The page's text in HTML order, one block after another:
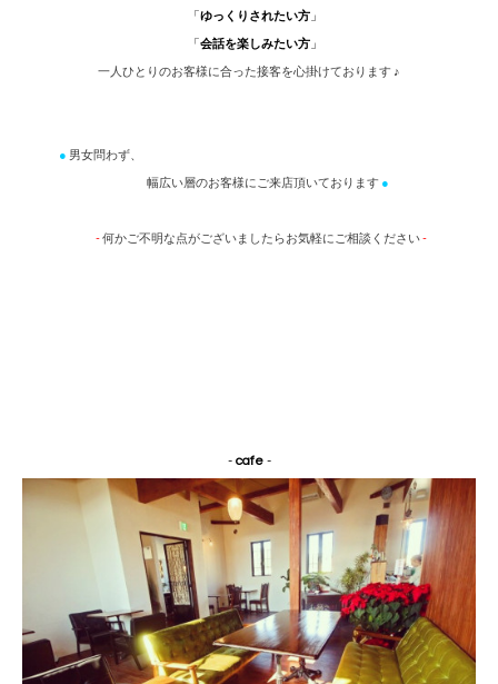
「 ゆっくりされたい方 」
「 会話を楽しみたい方 」
一人ひとりのお客様に合った接客を心掛けております ♪
● 男女問わず、
幅広い層のお客様にご来店頂いております ●
-何かご不明な点がございましたらお気軽にご相談ください-
- cafe-